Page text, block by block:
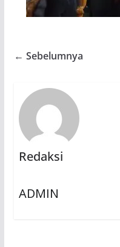
← Sebelumnya
Redaksi
ADMIN